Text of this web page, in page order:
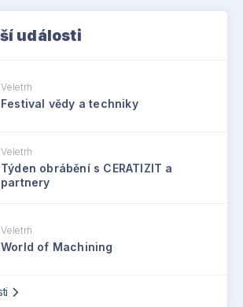
události
Veletrh
Festival vědy a techniky
Veletrh
Týden obrábění s CERATIZIT a
partnery
Veletrh
World of Machining